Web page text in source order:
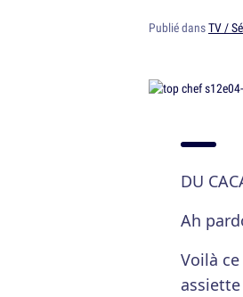
Publié dansTV /
DU
Ah
Voilà